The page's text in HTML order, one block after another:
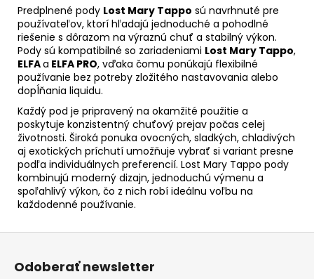
Predplnené pody Lost Mary Tappo sú navrhnuté pre
používateľov, ktorí hľadajú jednoduché a pohodlné
riešenie s dôrazom na výraznú chuť a stabilný výkon.
Pody sú kompatibilné so zariadeniami Lost Mary Tappo,
ELFAa ELFA PRO, vďaka čomu ponúkajú flexibilné
používanie bez potreby zložitého nastavovania alebo
dopĺňania liquidu.
Každý pod je pripravený na okamžité použitie a
poskytuje konzistentný chuťový prejav počas celej
životnosti. Široká ponuka ovocných, sladkých, chladivých
aj exotických príchutí umožňuje vybrať si variant presne
podľa individuálnych preferencií. Lost Mary Tappo pody
kombinujú moderný dizajn, jednoduchú výmenu a
spoľahlivý výkon, čo z nich robí ideálnu voľbu na
každodenné používanie.
Z
Odoberať newsletter